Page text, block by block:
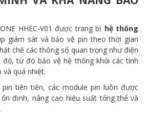
HHEC-V01 được trang bị hệ thống
giám sát và bảo vệ pin theo thời gian
chẽ các thông số quan trọng như điện
từ đó bảo vệ hệ thống khỏi các tình
và quá nhiệt.
tiên tiến, các module pin luôn được
định, nâng cao hiệu suất tổng thể và